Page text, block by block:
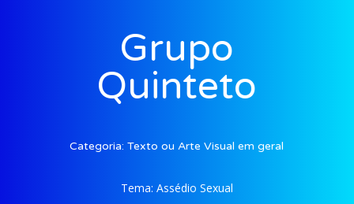
Grupo
Quinteto
Categoria:Texto ou Arte Visual em geral
Tema: Assédio Sexual